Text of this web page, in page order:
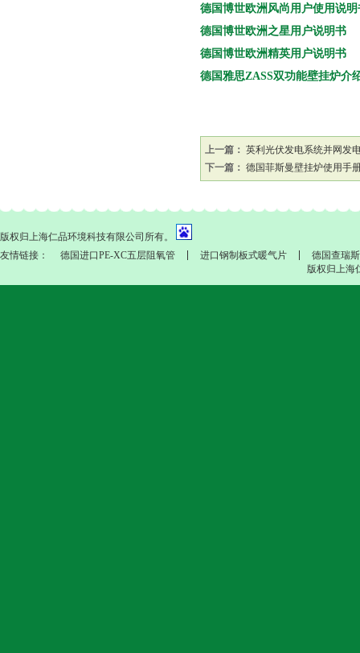
德国博世欧洲风尚用户使用说明
德国博世欧洲之星用户说明书
德国博世欧洲精英用户说明书
德国雅思ZASS双功能壁挂炉介
上一篇： 英利光伏发电系统并网发
下一篇： 德国菲斯曼壁挂炉使用手
版权归上海仁品环境科技有限公司所有。
友情链接：
德国进口PE-XC五层阻氧管 进口钢制板式暖气片
德国查瑞斯
版权归上海